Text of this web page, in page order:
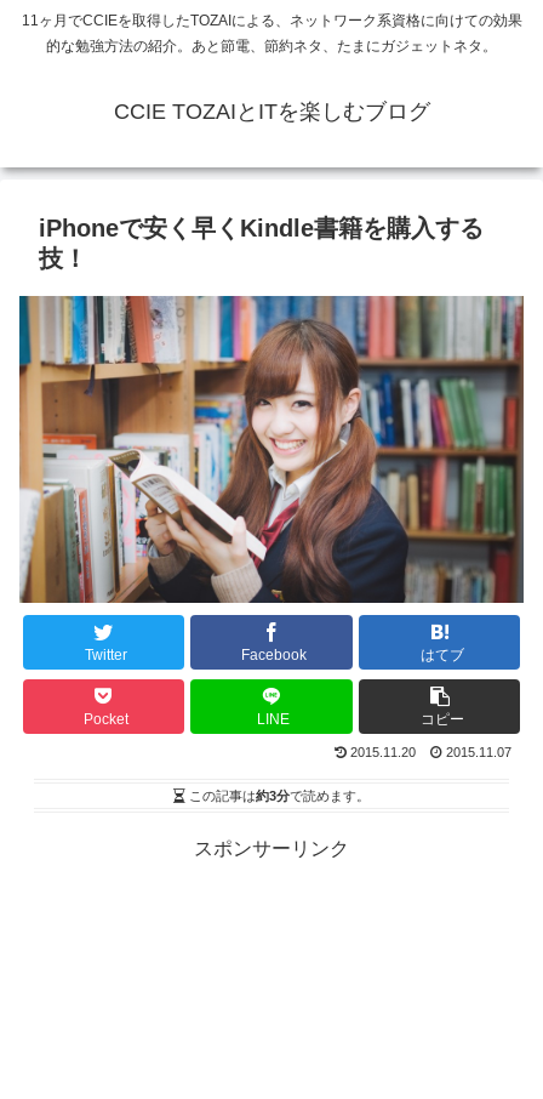
11ヶ月でCCIEを取得したTOZAIによる、ネットワーク系資格に向けての効果
的な勉強方法の紹介。あと節電、節約ネタ、たまにガジェットネタ。
CCIE TOZAIとITを楽しむブログ
iPhoneで安く早くKindle書籍を購入する
技！
Twitter Facebook はてブ
Pocket LINE コピー
2015.11.20 2015.11.07
この記事は約3分で読めます。
スポンサーリンク